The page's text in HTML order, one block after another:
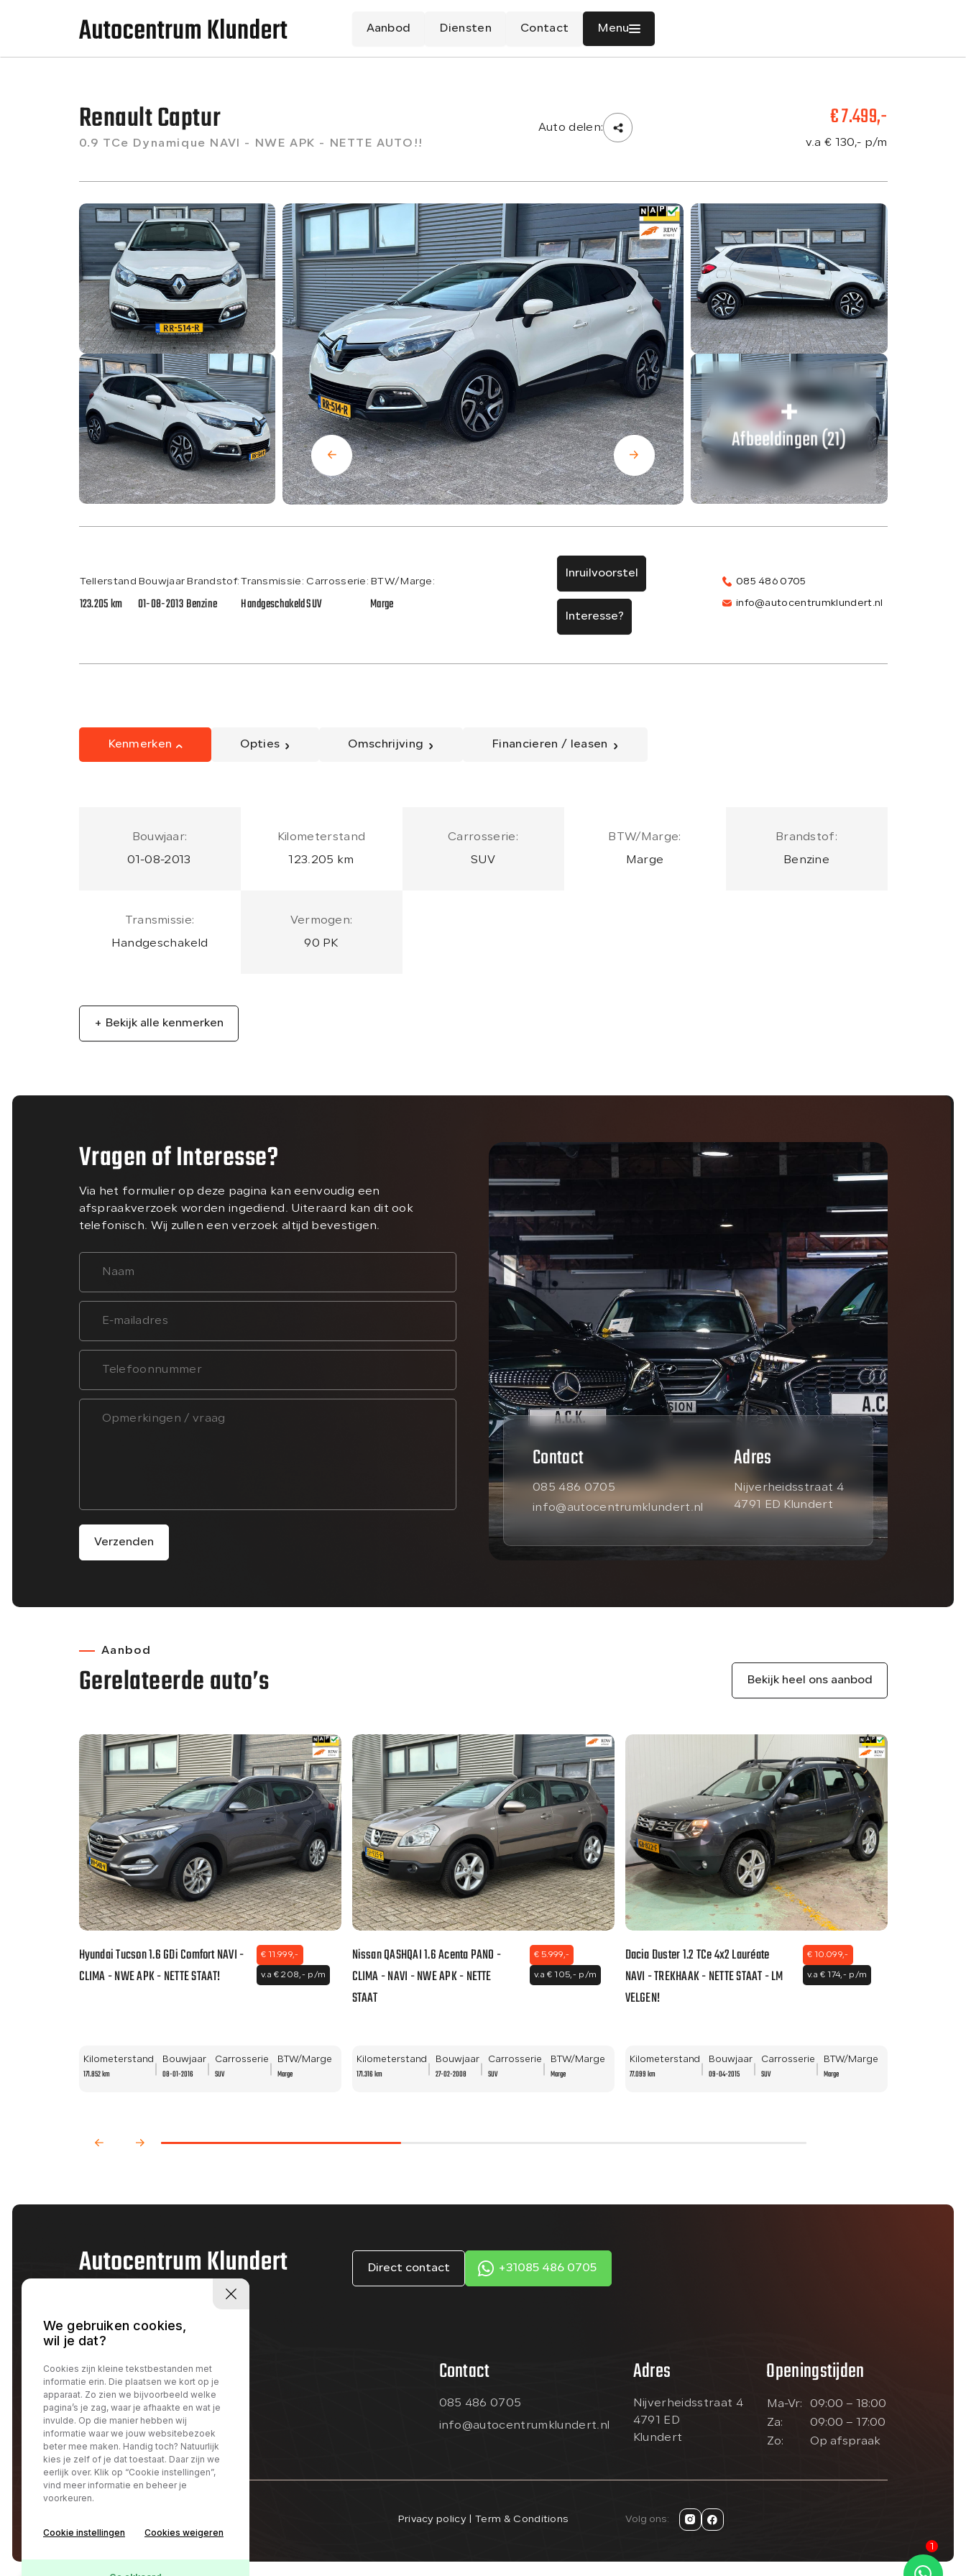
Aanbod Diensten Contact Menu
Verkocht
Over ons
Contact
1
Renault Captur
0.9 TCe Dynamique NAVI - NWE APK - NETTE AUTO!!
Auto delen: € 7.499,-
v.a € 130,- p/m
Afbeeldingen (21)
Tellerstand
123.205 km
Bouwjaar
01-08-2013
Brandstof:
Benzine
Transmissie:
Handgeschakeld
Carrosserie:
SUV
BTW/Marge:
Marge
Inruilvoorstel
Interesse?
085 486 0705
info@autocentrumklundert.nl
Kenmerken Opties Omschrijving Financieren / leasen
Bouwjaar:
01-08-2013
Kilometerstand
123.205 km
Carrosserie:
SUV
BTW/Marge:
Marge
Brandstof:
Benzine
Transmissie:
Handgeschakeld
Vermogen:
90 PK
+ Bekijk alle kenmerken
Vragen of Interesse?
Via het formulier op deze pagina kan eenvoudig een
afspraakverzoek worden ingediend. Uiteraard kan dit ook
telefonisch. Wij zullen een verzoek altijd bevestigen.
Verzenden
Contact
085 486 0705
info@autocentrumklundert.nl
Adres
Nijverheidsstraat 4
4791 ED Klundert
Aanbod
Gerelateerde auto’s Bekijk heel ons aanbod
Hyundai Tucson 1.6 GDi Comfort NAVI -
CLIMA - NWE APK - NETTE STAAT!
€ 11.999,-
v.a € 208,- p/m
Kilometerstand
171.852 km
Bouwjaar
08-01-2016
Carrosserie
SUV
BTW/Marge
Marge
Nissan QASHQAI 1.6 Acenta PANO -
CLIMA - NAVI - NWE APK - NETTE
STAAT
€ 5.999,-
v.a € 105,- p/m
Kilometerstand
171.316 km
Bouwjaar
27-02-2008
Carrosserie
SUV
BTW/Marge
Marge
Dacia Duster 1.2 TCe 4x2 Lauréate
NAVI - TREKHAAK - NETTE STAAT - LM
VELGEN!
€ 10.099,-
v.a € 174,- p/m
Kilometerstand
77.099 km
Bouwjaar
09-04-2015
Carrosserie
SUV
BTW/Marge
Marge
Direct contact +31085 486 0705
Contact
085 486 0705
info@autocentrumklundert.nl
Adres
Nijverheidsstraat 4
4791 ED
Klundert
Openingstijden
Ma-Vr:
09:00 – 18:00
Za:
09:00 – 17:00
Zo:
Op afspraak
Privacy policy | Term & Conditions Volg ons:
We gebruiken cookies,
wil je dat?
Cookies zijn kleine tekstbestanden met
informatie erin. Die plaatsen we kort op je
apparaat. Zo zien we bijvoorbeeld welke
pagina’s je zag, waar je afhaakte en wat je
invulde. Op die manier hebben wij
informatie waar we jouw websitebezoek
beter mee maken. Handig toch? Natuurlijk
kies je zelf of je dat toestaat. Daar zijn we
eerlijk over. Klik op “Cookie instellingen”,
vind meer informatie en beheer je
voorkeuren.
Cookie instellingen Cookies weigeren